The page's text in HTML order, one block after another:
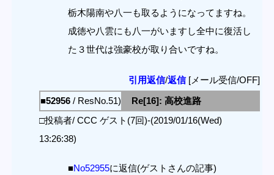
栃木陽南や八一も取るようになってますね。
成徳や八雲にも八一がいますし全中に復活し
た３世代は強豪校が取り合いですね。
引用返信/返信[メール受信/OFF]
■52956 / ResNo.51)
Re[16]: 高校進路
□投稿者/ CCC ゲスト(7回)-(2019/01/16(Wed)
13:26:38)
■No52955に返信(ゲストさんの記事)